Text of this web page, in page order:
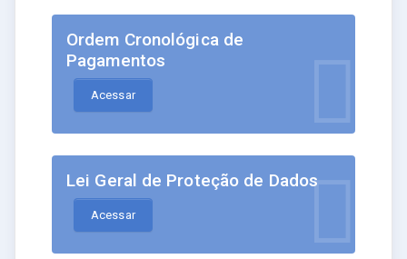
Ordem Cronológica de
Pagamentos
Acessar
Lei Geral de Proteção de Dados
Acessar